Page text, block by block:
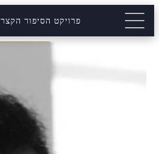
פרויקט הסיפור הקצר